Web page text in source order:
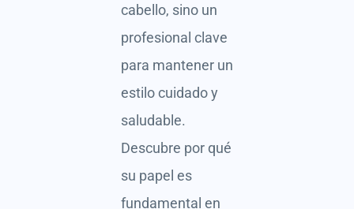
cabello, sino un
profesional clave
para mantener un
estilo cuidado y
saludable.
Descubre por qué
su papel es
fundamental en